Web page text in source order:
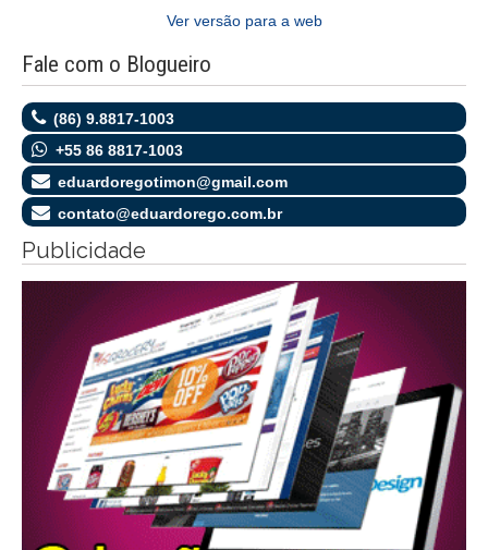
Ver versão para a web
Fale com o Blogueiro
(86) 9.8817-1003
+55 86 8817-1003
eduardoregotimon@gmail.com
contato@eduardorego.com.br
Publicidade